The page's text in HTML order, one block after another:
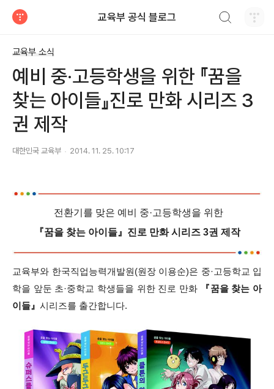
교육부 공식 블로그
교육부 소식
예비 중·고등학생을 위한 『꿈을
찾는 아이들』진로 만화 시리즈 3
권 제작
대한민국 교육부 2014. 11. 25. 10:17
전환기를 맞은 예비 중·고등학생을 위한
『꿈을 찾는 아이들』진로 만화 시리즈 3권 제작
교육부와 한국직업능력개발원(원장 이용순)은 중·고등학교 입
학을 앞둔 초·중학교 학생들을 위한 진로 만화
『꿈을 찾는 아
이들』 시리즈를 출간합니다.